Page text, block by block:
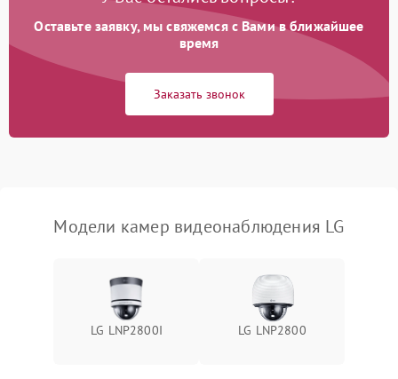
Оставьте заявку, мы свяжемся с Вами в ближайшее
время
Заказать звонок
Модели камер видеонаблюдения LG
LG LNP2800I LG LNP2800